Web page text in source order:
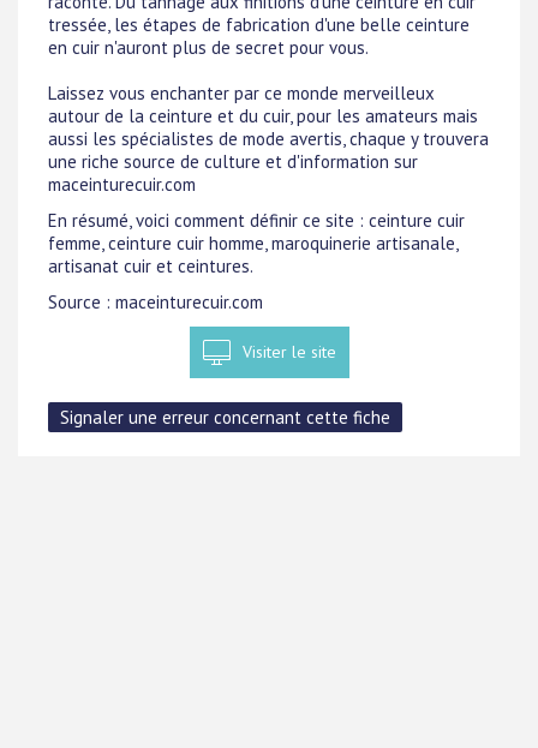
tressée, les étapes de fabrication d'une belle ceinture
en cuir n'auront plus de secret pour vous.
Laissez vous enchanter par ce monde merveilleux
autour de la ceinture et du cuir, pour les amateurs mais
aussi les spécialistes de mode avertis, chaque y trouvera
une riche source de culture et d'information sur
maceinturecuir.com
En résumé, voici comment définir ce site : ceinture cuir
femme, ceinture cuir homme, maroquinerie artisanale,
artisanat cuir et ceintures.
Source : maceinturecuir.com
Visiter le site